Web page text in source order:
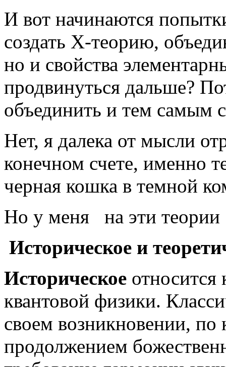
И вот начинаются
создать Х-теорию,
но и свойства
продвинуться дальше?
объединить и тем самым
Нет, я далека от мысли
конечном счете, именно
черная кошка в темной
Но у меня на эти
Историческое и
Историческое
квантовой физики.
своем возникновении,
продолжением